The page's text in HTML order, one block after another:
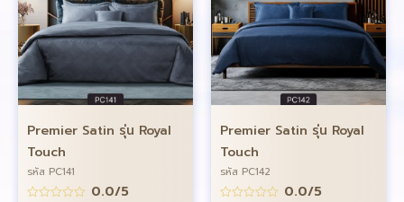
Premier Satin รุ่น Royal
Touch
รหัส PC141
0.0/5
Premier Satin รุ่น Royal
Touch
รหัส PC142
0.0/5